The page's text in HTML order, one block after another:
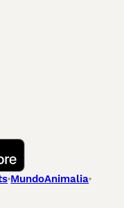
MundoAnimalia